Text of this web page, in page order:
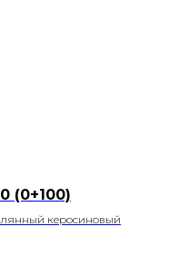
(0+100)
керосиновый